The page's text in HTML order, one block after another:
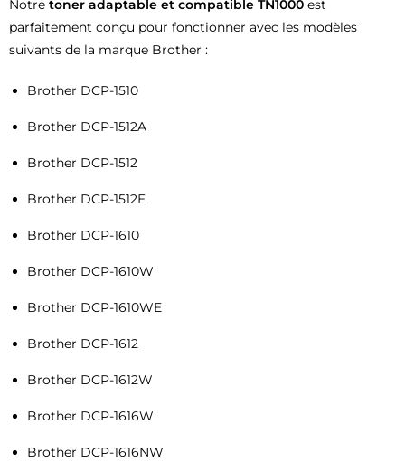
Notre toner adaptable et compatible TN1000 est
parfaitement conçu pour fonctionner avec les modèles
suivants de la marque Brother :
Brother DCP-1510
Brother DCP-1512A
Brother DCP-1512
Brother DCP-1512E
Brother DCP-1610
Brother DCP-1610W
Brother DCP-1610WE
Brother DCP-1612
Brother DCP-1612W
Brother DCP-1616W
Brother DCP-1616NW